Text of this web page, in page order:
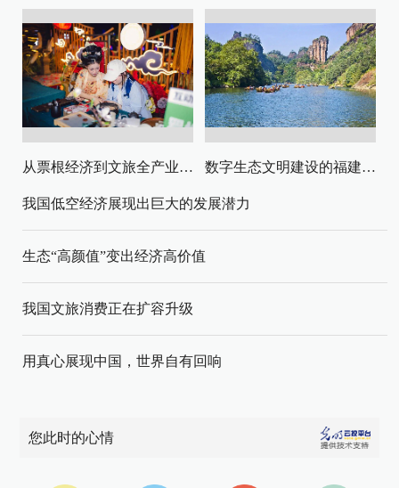
从票根经济到文旅全产业链升级 数字生态文明建设的福建路径与启示
我国低空经济展现出巨大的发展潜力
生态“高颜值”变出经济高价值
我国文旅消费正在扩容升级
用真心展现中国，世界自有回响
您此时的心情